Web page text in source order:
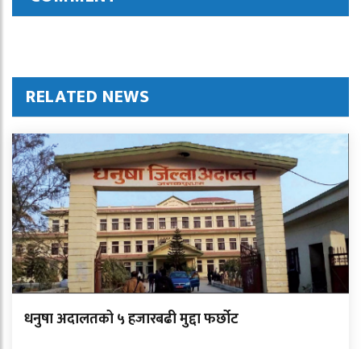
RELATED NEWS
धनुषा अदालतको ५ हजारबढी मुद्दा फर्छोट